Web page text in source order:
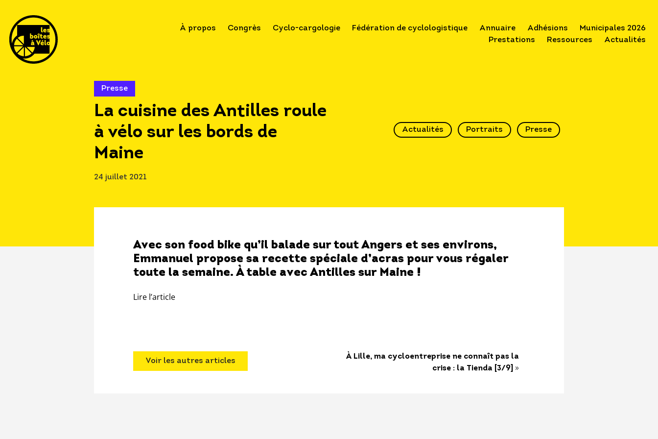
À propos Congrès Cyclo-cargologie Fédération de cyclologistique Annuaire Adhésions
Municipales 2026
Prestations
Ressources Actualités
Presse
La cuisine des Antilles roule
à vélo sur les bords de
Maine
24 juillet 2021
Actualités Portraits Presse
Avec son food bike qu’il balade sur tout Angers et ses environs,
Emmanuel propose sa recette spéciale d’acras pour vous régaler
toute la semaine. À table avec Antilles sur Maine !
Lire l’article
Voir les autres articles
À Lille, ma cycloentreprise ne connaît pas la
crise : la Tienda [3/9] »